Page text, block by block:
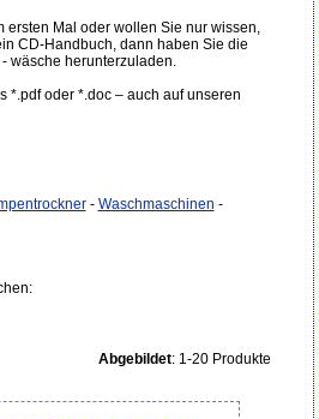
ersten Mal oder wollen Sie nur wissen,
CD-Handbuch, dann haben Sie die
wäsche herunterzuladen.
*.pdf oder *.doc – auch auf unseren
- Waschmaschinen -
Abgebildet: 1-20 Produkte